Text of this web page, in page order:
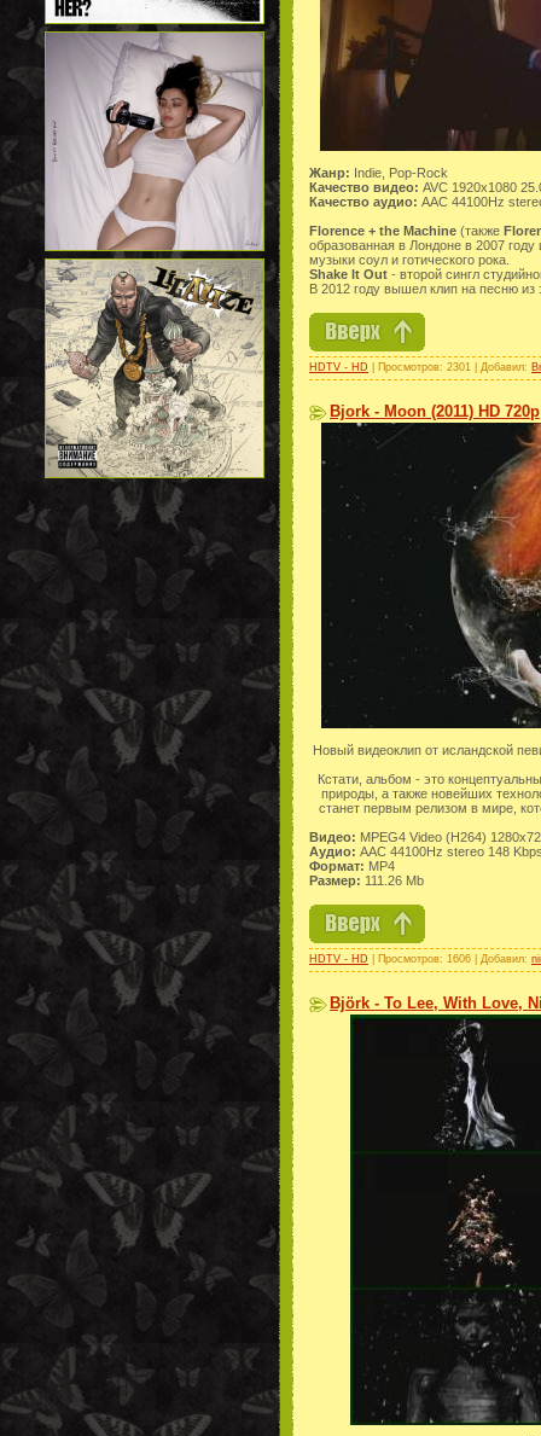
Жанр: Indie, Pop-Rock
Качество видео: AVC 1920x1080
Качество аудио: AAC 44100Hz
Florence + the Machine (также
образованная в Лондоне в 2007
музыки соул и готического рока.
Shake It Out - второй сингл
В 2012 году вышел клип на песню из
HDTV - HD | Просмотров: 2301 | Добавил:
Bjork - Moon (2011) HD 720p
Новый видеоклип от исландской
Кстати, альбом - это
природы, а также новейших
станет первым релизом в мире,
Видео: MPEG4 Video (H264)
Аудио: AAC 44100Hz stereo 148
Формат: MP4
Размер: 111.26 Mb
HDTV - HD | Просмотров: 1606 | Добавил:
Björk - To Lee, With Love,